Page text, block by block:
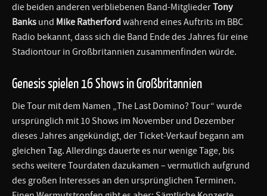
die beiden anderen verbliebenen Band-MitgliederTony
Banks und Mike Ratherfordwährend eines Auftrits im BBC
Radio bekannt, dass sich die Band Ende des Jahres für eine
Stadiontour in Großbritannien zusammenfinden würde.
Genesis spielen 16 Shows in Großbritannien
Die Tour mit dem Namen „The Last Domino? Tour“ wurde
ursprünglich mit 10 Shows im November und Dezember
dieses Jahres angekündigt, der Ticket-Verkauf begann am
gleichen Tag. Allerdings dauerte es nur wenige Tage, bis
sechs weitere Tourdaten dazukamen – vermutlich aufgrund
des großen Interesses an den ursprünglichen Terminen.